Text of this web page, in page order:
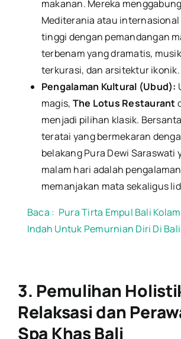
makanan. Mereka
Mediterania atau
tinggi dengan pemandangan
terbenam yang dramatis,
terkurasi, dan arsitektur ikonik.
Pengalaman Kultural (Ubud):
magis, The Lotus Restaurant
menjadi pilihan klasik.
teratai yang bermekaran
belakang Pura Dewi Saraswati
malam hari adalah
memanjakan mata sekaligus
Baca : Pura Tirta Empul Bali
Indah Untuk Pemurnian Diri Di Bali
3. Pemulihan
Relaksasi dan
Spa Khas Bali